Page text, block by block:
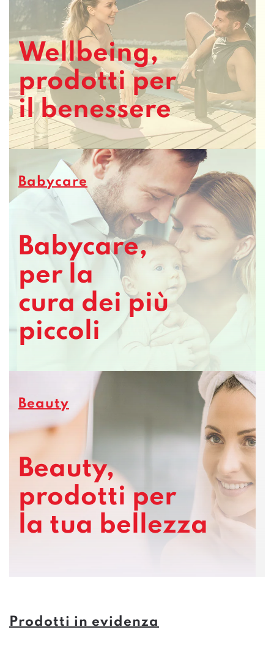
Wellbeing,
prodotti per
il benessere
Babycare
Babycare,
per la
cura dei più
piccoli
Beauty
Beauty,
prodotti per
la tua bellezza
Prodotti in evidenza